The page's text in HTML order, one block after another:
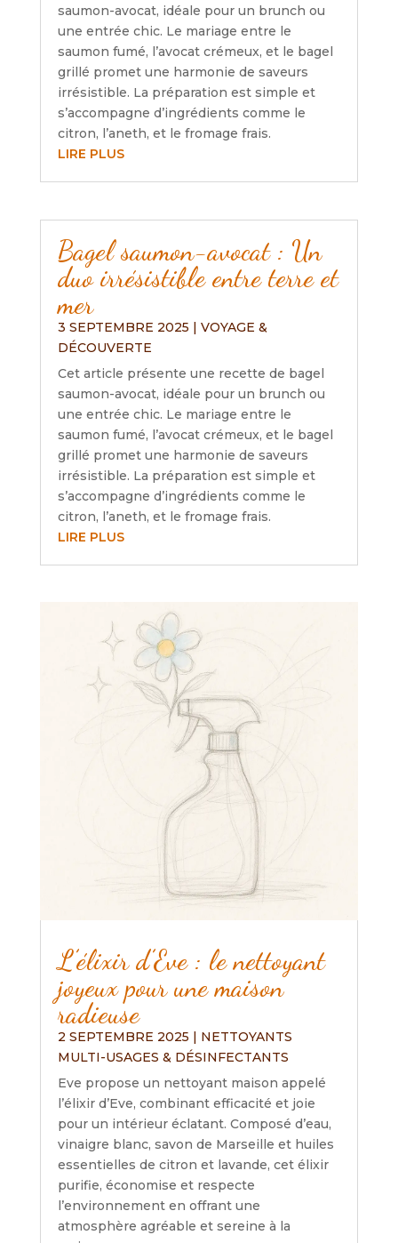
saumon-avocat, idéale pour un brunch ou
une entrée chic. Le mariage entre le
saumon fumé, l’avocat crémeux, et le bagel
grillé promet une harmonie de saveurs
irrésistible. La préparation est simple et
s’accompagne d’ingrédients comme le
citron, l’aneth, et le fromage frais.
LIRE PLUS
Bagel saumon-avocat : Un
duo irrésistible entre terre et
mer
3 SEPTEMBRE 2025 | VOYAGE &
DÉCOUVERTE
Cet article présente une recette de bagel
saumon-avocat, idéale pour un brunch ou
une entrée chic. Le mariage entre le
saumon fumé, l’avocat crémeux, et le bagel
grillé promet une harmonie de saveurs
irrésistible. La préparation est simple et
s’accompagne d’ingrédients comme le
citron, l’aneth, et le fromage frais.
LIRE PLUS
L’élixir d’Eve : le nettoyant
joyeux pour une maison
radieuse
2 SEPTEMBRE 2025 | NETTOYANTS
MULTI-USAGES & DÉSINFECTANTS
Eve propose un nettoyant maison appelé
l’élixir d’Eve, combinant efficacité et joie
pour un intérieur éclatant. Composé d’eau,
vinaigre blanc, savon de Marseille et huiles
essentielles de citron et lavande, cet élixir
purifie, économise et respecte
l’environnement en offrant une
atmosphère agréable et sereine à la